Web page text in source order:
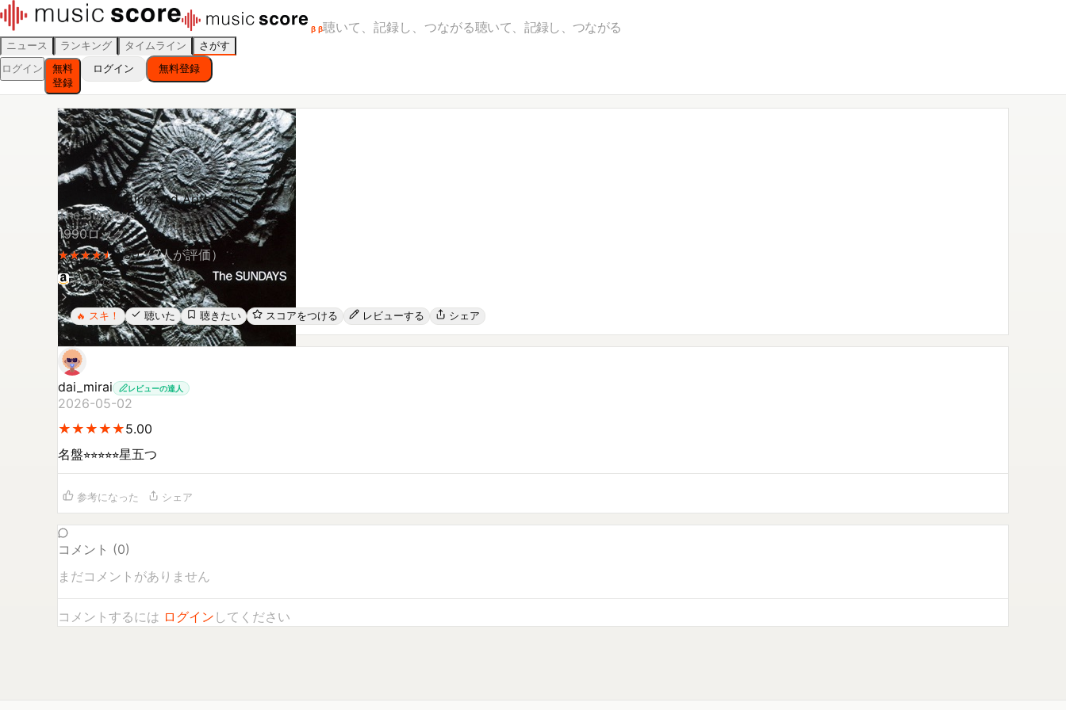
β β聴いて、記録し、つながる聴いて、記録し、つながる
ニュース ランキング タイムライン
さがす
ログイン
無料
登録
ログイン 無料登録
Reading Writing and Arithmetic
The Sundays
1990ロック
★
★★
★★
★★
★★
★4.50（2人が評価）
Amazonで探す
🔥 スキ！ 聴いた 聴きたい スコアをつける レビューする シェア
dai_mirai レビューの達人
2026-05-02
★
★★
★★
★★
★★
★5.00
名盤⭐︎⭐︎⭐︎⭐︎⭐︎星五つ
参考になった シェア
コメント (0)
まだコメントがありません
コメントするには ログイン してください